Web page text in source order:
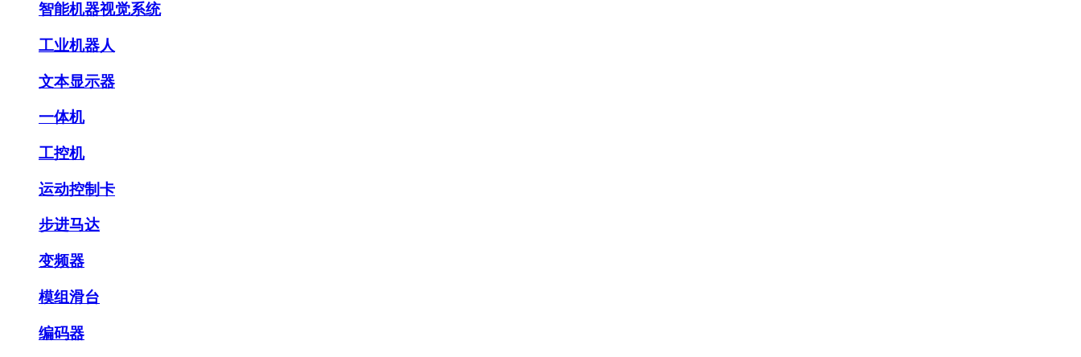
智能机器视觉系统
工业机器人
文本显示器
一体机
工控机
运动控制卡
步进马达
变频器
模组滑台
编码器